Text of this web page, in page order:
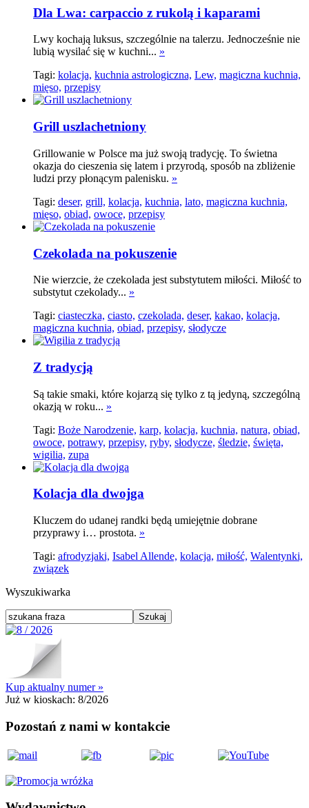
Dla Lwa: carpaccio z rukolą i kaparami
Lwy kochają luksus, szczególnie na talerzu. Jednocześnie nie
lubią wysilać się w kuchni... »
Tagi: kolacja, kuchnia astrologiczna, Lew, magiczna kuchnia,
mięso, przepisy
Grill uszlachetniony
Grillowanie w Polsce ma już swoją tradycję. To świetna
okazja do cieszenia się latem i przyrodą, sposób na zbliżenie
ludzi przy płonącym palenisku. »
Tagi: deser, grill, kolacja, kuchnia, lato, magiczna kuchnia,
mięso, obiad, owoce, przepisy
Czekolada na pokuszenie
Nie wierzcie, że czekolada jest substytutem miłości. Miłość to
substytut czekolady... »
Tagi: ciasteczka, ciasto, czekolada, deser, kakao, kolacja,
magiczna kuchnia, obiad, przepisy, słodycze
Z tradycją
Są takie smaki, które kojarzą się tylko z tą jedyną, szczególną
okazją w roku... »
Tagi: Boże Narodzenie, karp, kolacja, kuchnia, natura, obiad,
owoce, potrawy, przepisy, ryby, słodycze, śledzie, święta,
wigilia, zupa
Kolacja dla dwojga
Kluczem do udanej randki będą umiejętnie dobrane
przyprawy i… prostota. »
Tagi: afrodyzjaki, Isabel Allende, kolacja, miłość, Walentynki,
związek
Wyszukiwarka
Kup aktualny numer »
Już w kioskach: 8/2026
Pozostań z nami w kontakcie